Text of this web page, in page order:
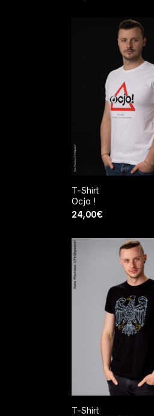
T-Shirt
Ocjo !
24,00€
T-Shirt